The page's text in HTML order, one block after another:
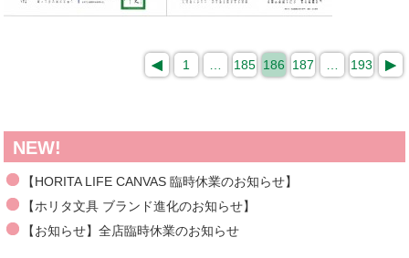
1 185 186 187 193
NEW!
【HORITA LIFE CANVAS 臨時休業のお知らせ】
【ホリタ文具 ブランド進化のお知らせ】
【お知らせ】全店臨時休業のお知らせ